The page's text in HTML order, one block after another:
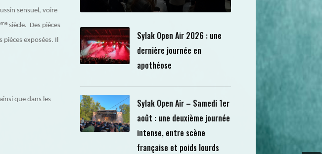
sensuel, voire
siècle. Des pièces
pièces exposées. Il
que dans les
Sylak Open Air 2026 : une
dernière journée en
apothéose
Sylak Open Air – Samedi 1er
août : une deuxième journée
intense, entre scène
française et poids lourds